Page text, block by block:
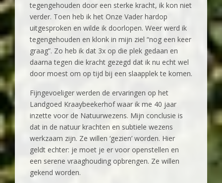
tegengehouden door een sterke kracht, ik kon niet
verder. Toen heb ik het Onze Vader hardop
uitgesproken en wilde ik doorlopen. Weer werd ik
tegengehouden en klonk in mijn ziel “nog een keer
graag”. Zo heb ik dat 3x op die plek gedaan en
daarna tegen die kracht gezegd dat ik nu echt wel
door moest om op tijd bij een slaapplek te komen.
Fijngevoeliger werden de ervaringen op het
Landgoed Kraaybeekerhof waar ik me 40 jaar
inzette voor de Natuurwezens. Mijn conclusie is
dat in de natuur krachten en subtiele wezens
werkzaam zijn. Ze willen ‘gezien’ worden. Hier
geldt echter: je moet je er voor openstellen en
een serene vraaghouding opbrengen. Ze willen
gekend worden.